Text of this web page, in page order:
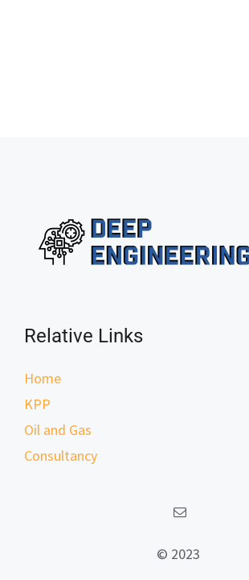
Relative Links
Home
KPP
Oil and Gas
Consultancy
© 2023